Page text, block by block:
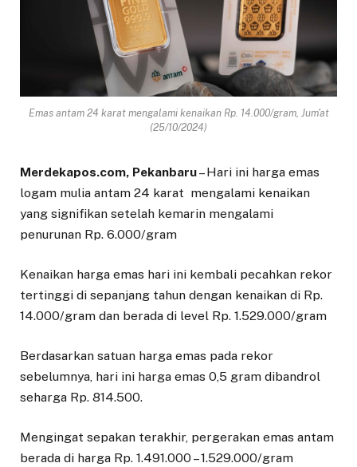
Emas antam 24 karat mengalami kenaikan Rp. 14.000/gram, Jum'at
(25/10/2024)
Merdekapos.com, Pekanbaru– Hari ini harga emas
logam mulia antam 24 karat mengalami kenaikan
yang signifikan setelah kemarin mengalami
penurunan Rp. 6.000/gram
Kenaikan harga emas hari ini kembali pecahkan rekor
tertinggi di sepanjang tahun dengan kenaikan di Rp.
14.000/gram dan berada di level Rp. 1.529.000/gram
Berdasarkan satuan harga emas pada rekor
sebelumnya, hari ini harga emas 0,5 gram dibandrol
seharga Rp. 814.500.
Mengingat sepakan terakhir, pergerakan emas antam
berada di harga Rp. 1.491.000 – 1.529.000/gram